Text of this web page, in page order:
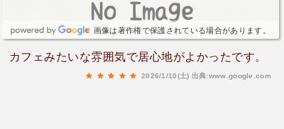
画像は著作権で保護されている場合があります。
カフェみたいな雰囲気で居心地がよかったです。
2026/1/10(土) 出典:www.google.com